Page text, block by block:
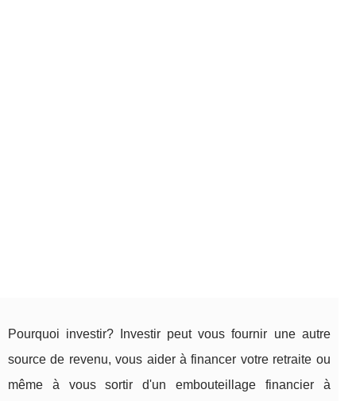
Pourquoi investir? Investir peut vous fournir une autre
source de revenu, vous aider à financer votre retraite ou
même à vous sortir d'un embouteillage financier à